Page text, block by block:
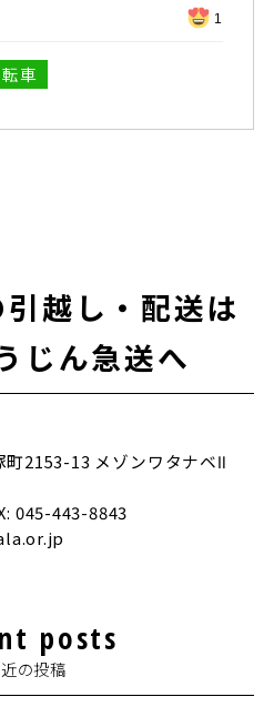
1
車
越し・配送は
じん急送へ
町2153-13 メゾンワタナベⅡ
045-443-8843
posts
の投稿